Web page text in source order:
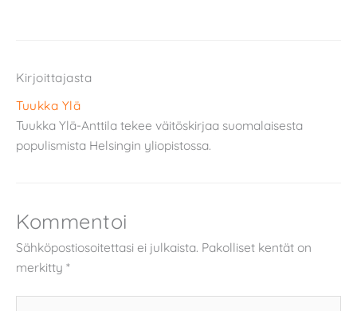
Kirjoittajasta
Tuukka Ylä
Tuukka Ylä-Anttila tekee väitöskirjaa suomalaisesta
populismista Helsingin yliopistossa.
Kommentoi
Sähköpostiosoitettasi ei julkaista. Pakolliset kentät on
merkitty *